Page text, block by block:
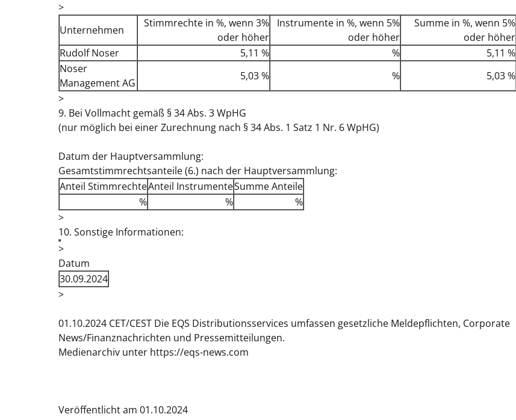
>
Unternehmen
Stimmrechte in %, wenn 3%
oder höher
Instrumente in %, wenn 5%
oder höher
Summe in %, wenn 5%
oder höher
Rudolf Noser
5,11 % %
5,11 %
Noser
Management AG
5,03 % %
5,03 %
>
9. Bei Vollmacht gemäß § 34 Abs. 3 WpHG
(nur möglich bei einer Zurechnung nach § 34 Abs. 1 Satz 1 Nr. 6 WpHG)
Datum der Hauptversammlung:
Gesamtstimmrechtsanteile (6.) nach der Hauptversammlung:
Anteil StimmrechteAnteil InstrumenteSumme Anteile
%
%
%
>
10. Sonstige Informationen:
>
Datum
30.09.2024
>
01.10.2024 CET/CEST Die EQS Distributionsservices umfassen gesetzliche Meldepflichten, Corporate
News/Finanznachrichten und Pressemitteilungen.
Medienarchiv unter https://eqs-news.com
Veröffentlicht am 01.10.2024